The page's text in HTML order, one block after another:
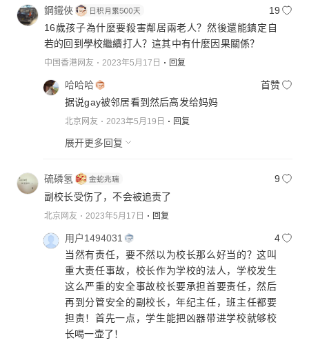
鋼鐵俠
19
16歲孩子為什麼要殺害鄰居兩老人？然後還能鎮定自
若的回到學校繼續打人？這其中有什麼因果關係？
中国香港网友 2023年5月17日 回复
哈哈哈
首赞
据说gay被邻居看到然后高发给妈妈
北京网友 2023年5月19日 回复
展开更多回复
硫磷氢
9
副校长受伤了，不会被追责了
北京网友 2023年5月17日 回复
用户1494031
4
当然有责任，要不然以为校长那么好当的？这叫
重大责任事故，校长作为学校的法人，学校发生
这么严重的安全事故校长要承担首要责任，然后
再到分管安全的副校长，年纪主任，班主任都要
担责！首先一点，学生能把凶器带进学校就够校
长喝一壶了！